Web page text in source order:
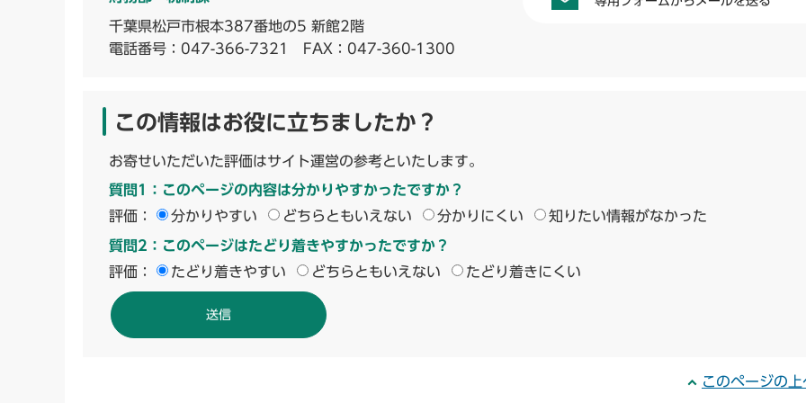
千葉県松戸市根本387番地の5 新館2階
電話番号： 047-366-7321 FAX：047-360-1300
この情報はお役に立ちましたか？
お寄せいただいた評価はサイト運営の参考といたします。
質問1：このページの内容は分かりやすかったですか？
評価：
分かりやすい どちらともいえない 分かりにくい 知りたい情報がなかった
質問2：このページはたどり着きやすかったですか？
評価：
たどり着きやすい どちらともいえない たどり着きにくい
このページの上